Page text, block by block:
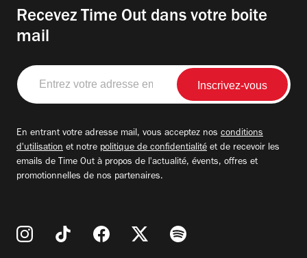
Recevez Time Out dans votre boite
mail
Entrez
votre
adresse
En entrant votre adresse mail, vous acceptez nos conditions
d'utilisation et notre politique de confidentialité et de recevoir les
emails de Time Out à propos de l'actualité, évents, offres et
promotionnelles de nos partenaires.